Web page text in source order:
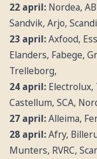
22 april: Nordea,
Sandvik, Arjo,
23 april:Axfood,
Elanders, Fabege,
Trelleborg,
24 april: Electrolux,
Castellum, SCA,
27 april:Alleima,
28 april:Afry,
Munters, RVRC,